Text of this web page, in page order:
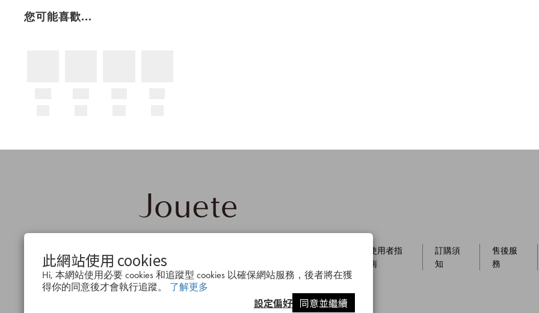
此網站使用 cookies
Hi, 本網站使用必要 cookies 和追蹤型 cookies 以確保網站服務，後者將在獲
得你的同意後才會執行追蹤。 了解更多
設定偏好 同意並繼續
您可能喜歡...
念
使用者指
南
訂購須
知
售後服
務